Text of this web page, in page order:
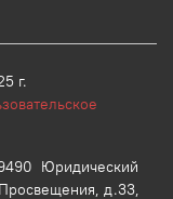
2025 г.
Юридический
д.33,